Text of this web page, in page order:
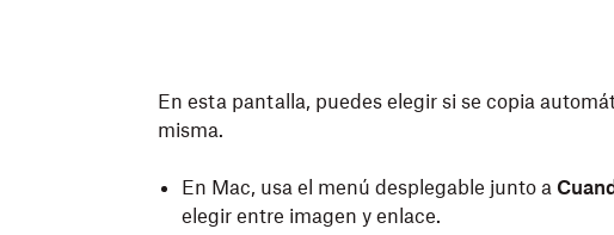
En esta pantalla, puedes elegir si se copia
misma.
En Mac, usa el menú desplegable junto a
elegir entre imagen y enlace.